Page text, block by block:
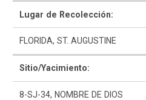
Lista Tipológica
Navegar y Buscar
Lugar de Recolección:
FLORIDA, ST. AUGUSTINE
Sitio/Yacimiento:
8-SJ-34, NOMBRE DE DIOS